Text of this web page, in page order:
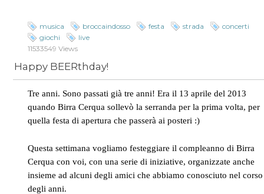
musica broccaindosso festa strada
concerti
giochi
live
11533549 Views
Happy BEERthday!
Tre anni. Sono passati già tre anni! Era il 13 aprile del 2013
quando Birra Cerqua sollevò la serranda per la prima volta, per
quella festa di apertura che passerà ai posteri :)
Questa settimana vogliamo festeggiare il compleanno di Birra
Cerqua con voi, con una serie di iniziative, organizzate anche
insieme ad alcuni degli amici che abbiamo conosciuto nel corso
degli anni.